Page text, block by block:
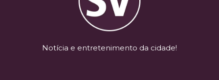
Notícia e entretenimento da cidade!